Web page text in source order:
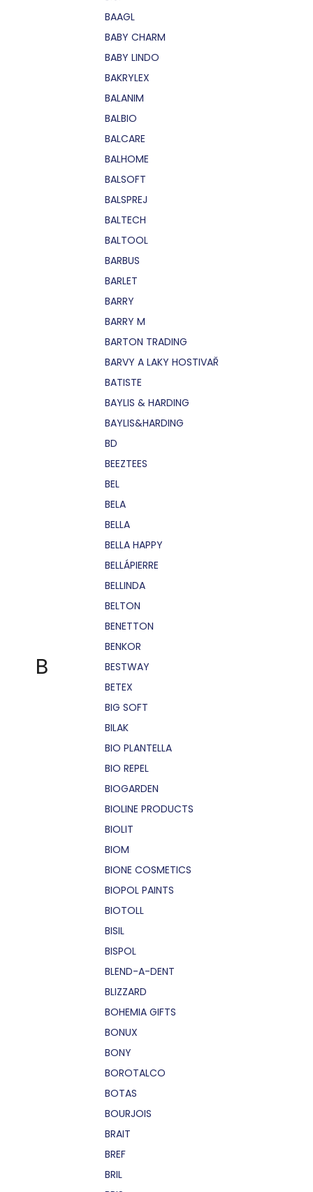
B
BAAGL
BABY CHARM
BABY LINDO
BAKRYLEX
BALANIM
BALBIO
BALCARE
BALHOME
BALSOFT
BALSPREJ
BALTECH
BALTOOL
BARBUS
BARLET
BARRY
BARRY M
BARTON TRADING
BARVY A LAKY HOSTIVAŘ
BATISTE
BAYLIS & HARDING
BAYLIS&HARDING
BD
BEEZTEES
BEL
BELA
BELLA
BELLA HAPPY
BELLÁPIERRE
BELLINDA
BELTON
BENETTON
BENKOR
BESTWAY
BETEX
BIG SOFT
BILAK
BIO PLANTELLA
BIO REPEL
BIOGARDEN
BIOLINE PRODUCTS
BIOLIT
BIOM
BIONE COSMETICS
BIOPOL PAINTS
BIOTOLL
BISIL
BISPOL
BLEND-A-DENT
BLIZZARD
BOHEMIA GIFTS
BONUX
BONY
BOROTALCO
BOTAS
BOURJOIS
BRAIT
BREF
BRIL